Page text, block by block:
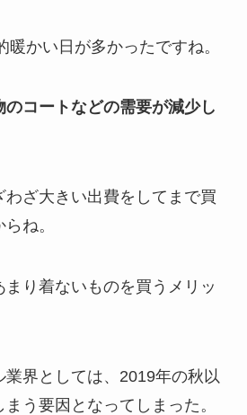
暖かい日が多かったですね。
コートなどの需要が減少し
ざ大きい出費をしてまで買
ね。
り着ないものを買うメリッ
界としては、2019年の秋以
う要因となってしまった。